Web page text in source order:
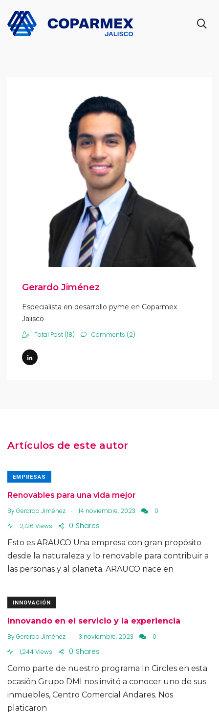
Gerardo Jiménez
Especialista en desarrollo pyme en Coparmex
Jalisco
Total Post (18) Comments (2)
Artículos de este autor
EMPRESAS
Renovables para una vida mejor
ByGerardo Jiménez . 14 noviembre, 2023
0
2,126 Views
Shares
0
Esto es ARAUCO Una empresa con gran propósito
desde la naturaleza y lo renovable para contribuir a
las personas y al planeta. ARAUCO nace en
INNOVACIÓN
Innovando en el servicio y la experiencia
ByGerardo Jiménez . 3 noviembre, 2023
0
1,244 Views
Shares
0
Como parte de nuestro programa In Circles en esta
ocasión Grupo DMI nos invitó a conocer uno de sus
inmuebles, Centro Comercial Andares. Nos
platicaron